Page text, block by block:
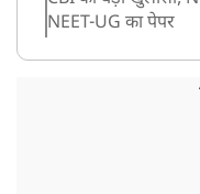
NEET-UG का पेपर
उत्तराखंड: हरिद्वार में